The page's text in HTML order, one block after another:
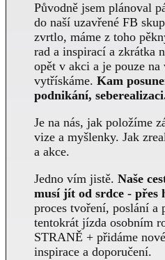
Původně jsem plánoval
do naší uzavřené FB
zvrtlo, máme z toho
rad a inspirací a zkrátka
opět v akci a je pouze na
vytřískáme. Kam
podnikání,
Je na nás, jak položíme
vize a myšlenky. Jak
a akce.
Jedno vím jistě. Naše
musí jít od srdce - přes
proces tvoření, poslání a
tentokrát jízda osobním
STRANĚ + přidáme
inspirace a doporučení.